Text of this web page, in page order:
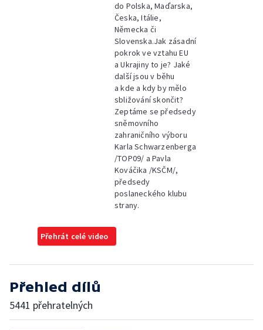
do Polska, Maďarska,
Česka, Itálie,
Německa či
Slovenska.Jak zásadní
pokrok ve vztahu EU
a Ukrajiny to je? Jaké
další jsou v běhu
a kde a kdy by mělo
sbližování skončit?
Zeptáme se předsedy
sněmovního
zahraničního výboru
Karla Schwarzenberga
/TOP09/ a Pavla
Kováčika /KSČM/,
předsedy
poslaneckého klubu
strany.
Přehrát celé video
Přehled dílů
5441 přehratelných